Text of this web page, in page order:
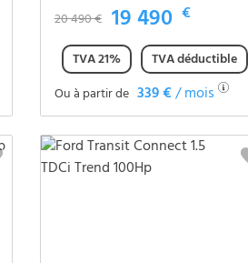
20 490 € 19 490 €
TVA 21%
TVA déductible
Ou à partir de 339 €/ mois
Voir le véhicule